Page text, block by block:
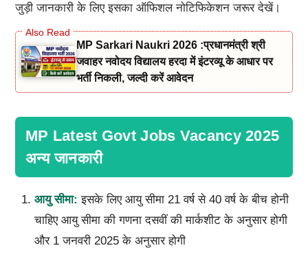
जुड़ी जानकारी के लिए इसका ऑफिशल नोटिफिकेशन जरूर देखें।
MP Sarkari Naukri 2026 :प्रधानमंत्री श्री
जवाहर नवोदय विद्यालय हरदा में इंटरव्यू के आधार पर
भर्ती निकली, जल्दी करें आवेदन
MP Latest Govt Jobs Vacancy 2025
अन्य जानकारी
आयु सीमा: इसके लिए आयु सीमा 21 वर्ष से 40 वर्ष के बीच होनी
चाहिए आयु सीमा की गणना दसवीं की मार्कशीट के अनुसार होगी
और 1 जनवरी 2025 के अनुसार होगी